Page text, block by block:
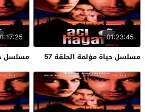
01:23:45
مسلسل حياة مؤلمة الحلقة 57
مسلسل